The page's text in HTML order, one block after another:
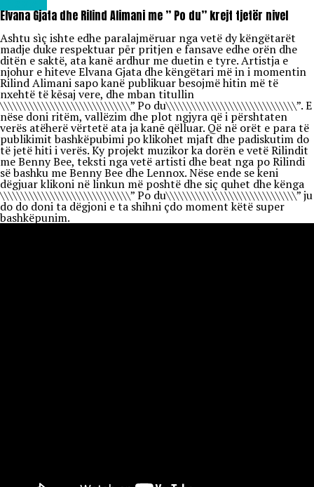
Elvana Gjata dhe Rilind Alimani me ” Po du” krejt tjetër nivel
Ashtu sìç ishte edhe paralajmëruar nga vetë dy këngëtarët
madje duke respektuar pēr pritjen e fansave edhe orën dhe
ditën e saktë, ata kanë ardhur me duetin e tyre. Artistja e
njohur e hiteve Elvana Gjata dhe këngëtari më in i momentin
Rilind Alimani sapo kanë publikuar besojmë hitin më të
nxehtë të kēsaj vere, dhe mban titullin
\\\\\\\\\\\\\\\\\\\\\\\\\\\\\\\” Po du\\\\\\\\\\\\\\\\\\\\\\\\\\\\\\\”. E
nëse doni ritëm, vallëzim dhe plot ngjyra që i përshtaten
verës atëherë vërtetë ata ja kanē qëlluar. Që në orët e para të
publikimit bashkëpubimi po klikohet mjaft dhe padiskutim do
të jetë hiti i verës. Ky projekt muzikor ka dorën e vetë Rilindit
me Benny Bee, teksti nga vetë artisti dhe beat nga po Rilindi
së bashku me Benny Bee dhe Lennox. Nëse ende se keni
dëgjuar klikoni në linkun më poshtë dhe siç quhet dhe kënga
\\\\\\\\\\\\\\\\\\\\\\\\\\\\\\\” Po du\\\\\\\\\\\\\\\\\\\\\\\\\\\\\\\” ju
do do doni ta dëgjoni e ta shihni çdo moment këtë super
bashkëpunim.